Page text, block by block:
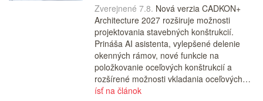
Zverejnené 7.8. Nová verzia CADKON+
Architecture 2027 rozširuje možnosti
projektovania stavebných konštrukcií.
Prináša AI asistenta, vylepšené delenie
okenných rámov, nové funkcie na
položkovanie oceľových konštrukcií a
rozšírené možnosti vkladania oceľových…
ísť na článok